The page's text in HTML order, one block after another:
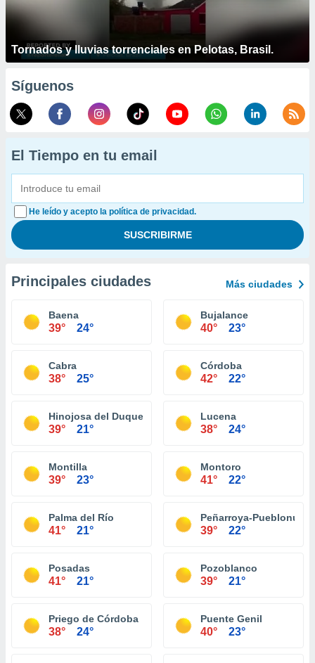
Tornados y lluvias torrenciales en Pelotas, Brasil.
Síguenos
El Tiempo en tu email
He leído y acepto la política de privacidad.
Principales ciudades Más ciudades
Baena
39° 24°
Bujalance
40° 23°
Cabra
38° 25°
Córdoba
42° 22°
Hinojosa del Duque
39° 21°
Lucena
38° 24°
Montilla
39° 23°
Montoro
41° 22°
Palma del Río
41° 21°
Peñarroya-
39° 22°
Posadas
41° 21°
Pozoblanco
39° 21°
Priego de Córdoba
38° 24°
Puente Genil
40° 23°